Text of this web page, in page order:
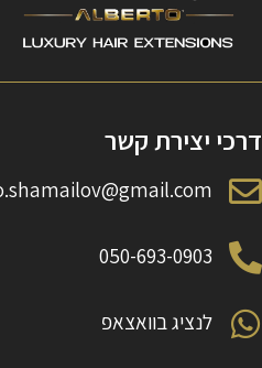
דרכי יצירת קשר
050-693-0903
לנציג בוואצאפ